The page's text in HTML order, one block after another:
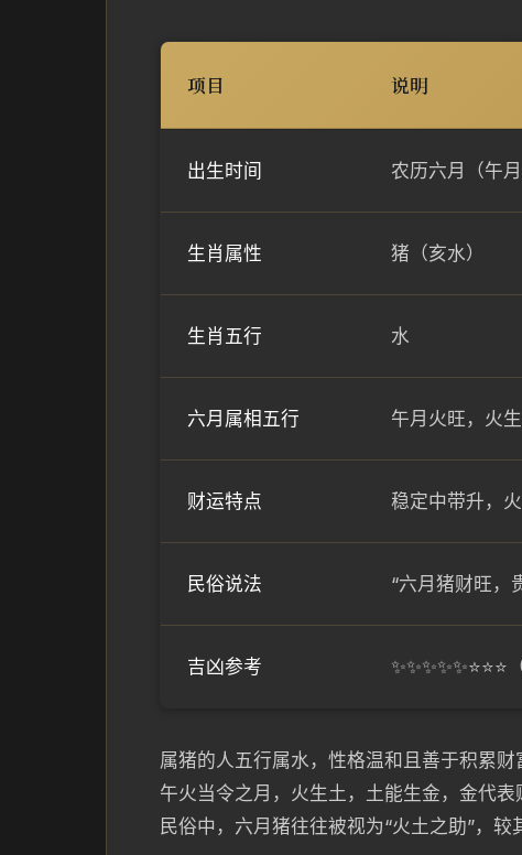
项目 说明
出生时间 农历六月（午
生肖属性 猪（亥水）
生肖五行 水
六月属相五行 午月火旺，火
财运特点 稳定中带升，
民俗说法 “六月猪财旺，
吉凶参考
属猪的人五行属水，性格温和且善于积累
午火当令之月，火生土，土能生金，金代表
民俗中，六月猪往往被视为“火土之助”，较